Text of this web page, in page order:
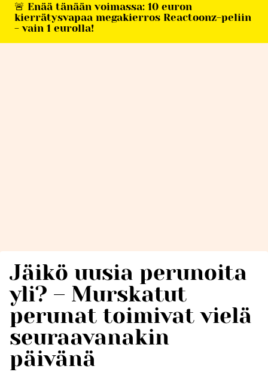
🚨 Enää tänään voimassa: 10 euron
kierrätysvapaa megakierros Reactoonz-peliin
- vain 1 eurolla!
Jäikö uusia perunoita
yli? – Murskatut
perunat toimivat vielä
seuraavanakin
päivänä